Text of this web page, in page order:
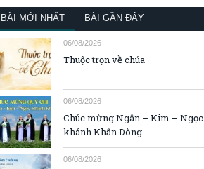
BÀI MỚI NHẤT BÀI GẦN ĐÂY
06/08/2026
Thuộc trọn về chúa
06/08/2026
Chúc mừng Ngân – Kim – Ngọc
khánh Khấn Dòng
06/08/2026